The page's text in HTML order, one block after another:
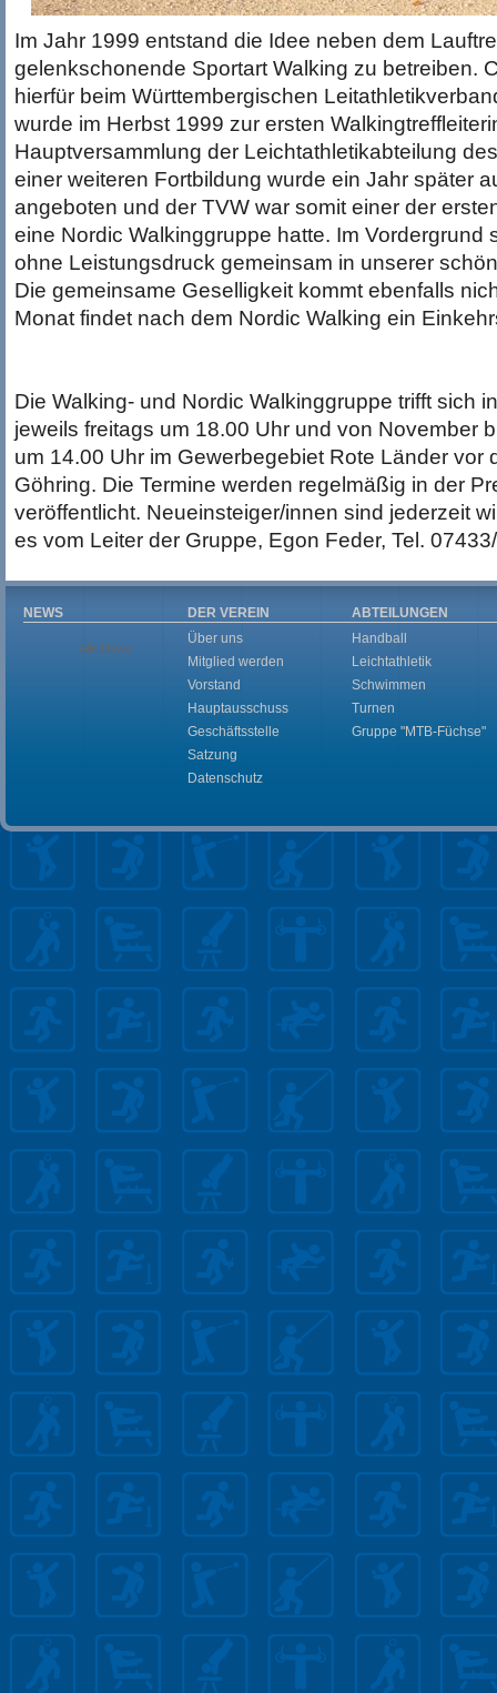
Im Jahr 1999 entstand die Idee neben dem
gelenkschonende Sportart Walking zu betreiben.
hierfür beim Württembergischen
wurde im Herbst 1999 zur ersten
Hauptversammlung der Leichtathletikabteilung
einer weiteren Fortbildung wurde ein Jahr später
angeboten und der TVW war somit einer der
eine Nordic Walkinggruppe hatte. Im Vordergrund
ohne Leistungsdruck gemeinsam in unserer
Die gemeinsame Geselligkeit kommt ebenfalls
Monat findet nach dem Nordic Walking ein
Die Walking- und Nordic Walkinggruppe trifft sich
jeweils freitags um 18.00 Uhr und von November
um 14.00 Uhr im Gewerbegebiet Rote Länder vor
Göhring. Die Termine werden regelmäßig in der
veröffentlicht. Neueinsteiger/innen sind jederzeit
es vom Leiter der Gruppe, Egon Feder, Tel.
NEWS
Alle News
DER VEREIN
Über uns
Mitglied werden
Vorstand
Hauptausschuss
Geschäftsstelle
Satzung
Datenschutz
ABTEILUNGEN
Handball
Leichtathletik
Schwimmen
Turnen
Gruppe "MTB-Füchse"